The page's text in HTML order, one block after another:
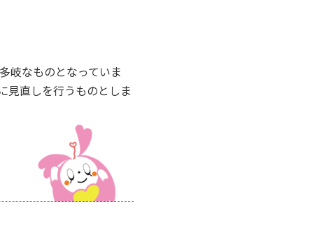
岐なものとなっていま
見直しを行うものとしま